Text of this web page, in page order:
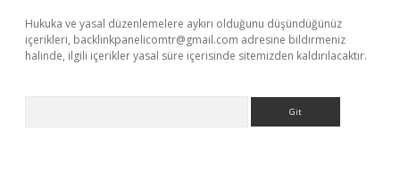
Hukuka ve yasal düzenlemelere aykırı olduğunu düşündüğünüz
içerikleri, backlinkpanelicomtr@gmail.com adresine bildirmeniz
halinde, ilgili içerikler yasal süre içerisinde sitemizden kaldırılacaktır.